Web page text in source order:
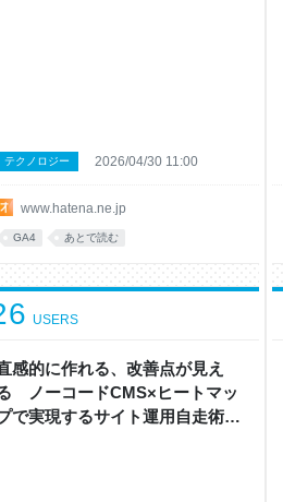
www.hatena.ne.jp
テクノロジー 2026/04/30 11:00
GA4 あとで読む
感的に作れる、改善点が見え
ノーコードCMS×ヒートマッ
で実現するサイト運用自走術 -
USERS